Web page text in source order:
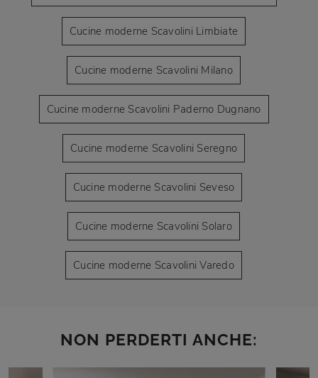
Cucine moderne Scavolini Limbiate
Cucine moderne Scavolini Milano
Cucine moderne Scavolini Paderno Dugnano
Cucine moderne Scavolini Seregno
Cucine moderne Scavolini Seveso
Cucine moderne Scavolini Solaro
Cucine moderne Scavolini Varedo
NON PERDERTI ANCHE: